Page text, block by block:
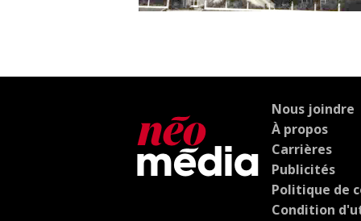
Nous joindre
À propos
Carrières
Publicités
Politique de
Condition